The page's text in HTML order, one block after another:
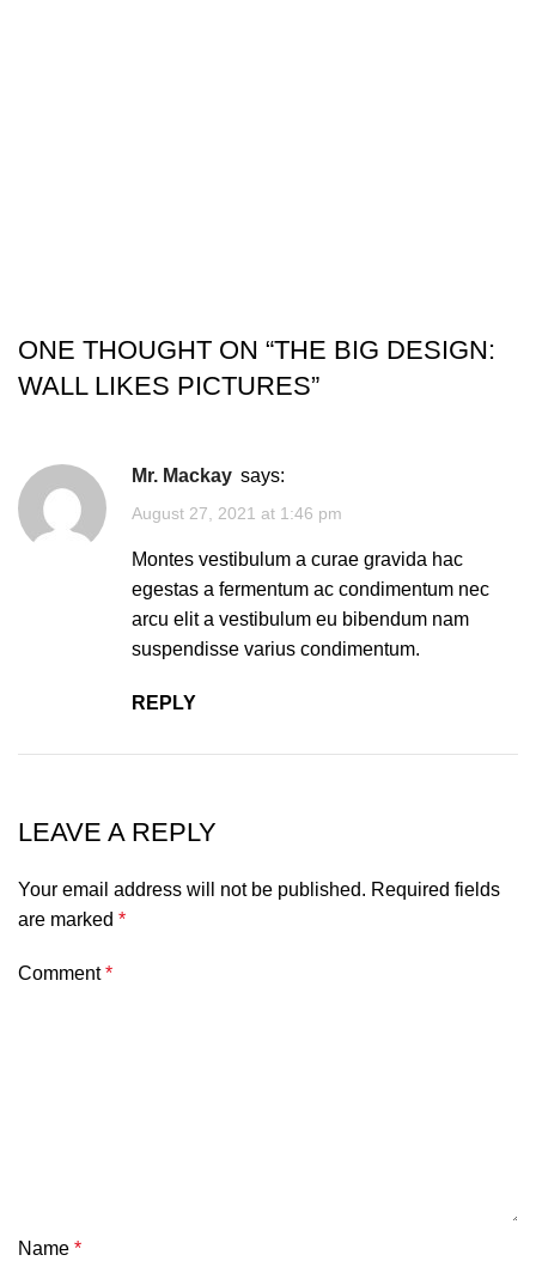
ONE THOUGHT ON “THE BIG DESIGN:
WALL LIKES PICTURES”
Mr. Mackay says:
August 27, 2021 at 1:46 pm
Montes vestibulum a curae gravida hac
egestas a fermentum ac condimentum nec
arcu elit a vestibulum eu bibendum nam
suspendisse varius condimentum.
REPLY
LEAVE A REPLY
Your email address will not be published. Required fields
are marked *
Comment*
Name *